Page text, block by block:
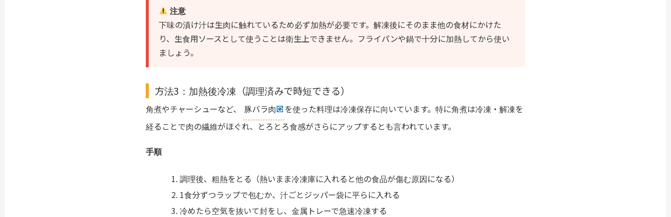
注意
下味の漬け汁は生肉に触れているため必ず加熱が必要です。解凍後にそのまま他の食材にかけた
り、生食用ソースとして使うことは衛生上できません。フライパンや鍋で十分に加熱してから使い
ましょう。
方法3：加熱後冷凍（調理済みで時短できる）
角煮やチャーシューなど、 豚バラ肉
を使った料理は冷凍保存に向いています。特に角煮は冷凍・解凍を
経ることで肉の繊維がほぐれ、とろとろ食感がさらにアップするとも言われています。
手順
調理後、粗熱をとる（熱いまま冷凍庫に入れると他の食品が傷む原因になる）
1食分ずつラップで包むか、汁ごとジッパー袋に平らに入れる
冷めたら空気を抜いて封をし、金属トレーで急速冷凍する